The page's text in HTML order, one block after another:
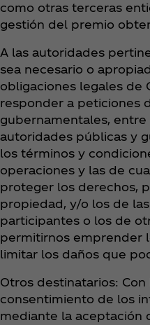
como otras terceras
gestión del premio
A las autoridades
sea necesario o
obligaciones legales de
responder a peticiones
gubernamentales,
autoridades públicas y
los términos y
operaciones y las de
proteger los derechos,
propiedad, y/o los de
participantes o los de
permitirnos emprender
limitar los daños que
Otros destinatarios:
consentimiento de los
mediante la aceptación